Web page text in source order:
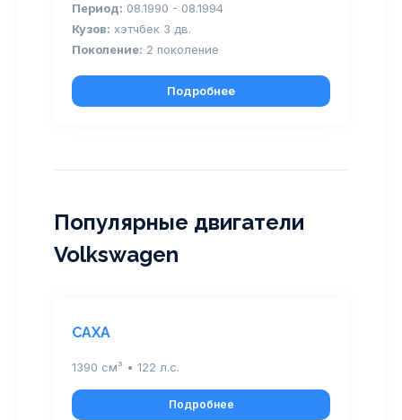
Период: 08.1990 - 08.1994
Кузов: хэтчбек 3 дв.
Поколение: 2 поколение
Подробнее
Популярные двигатели
Volkswagen
CAXA
1390 см³ • 122 л.с.
Подробнее